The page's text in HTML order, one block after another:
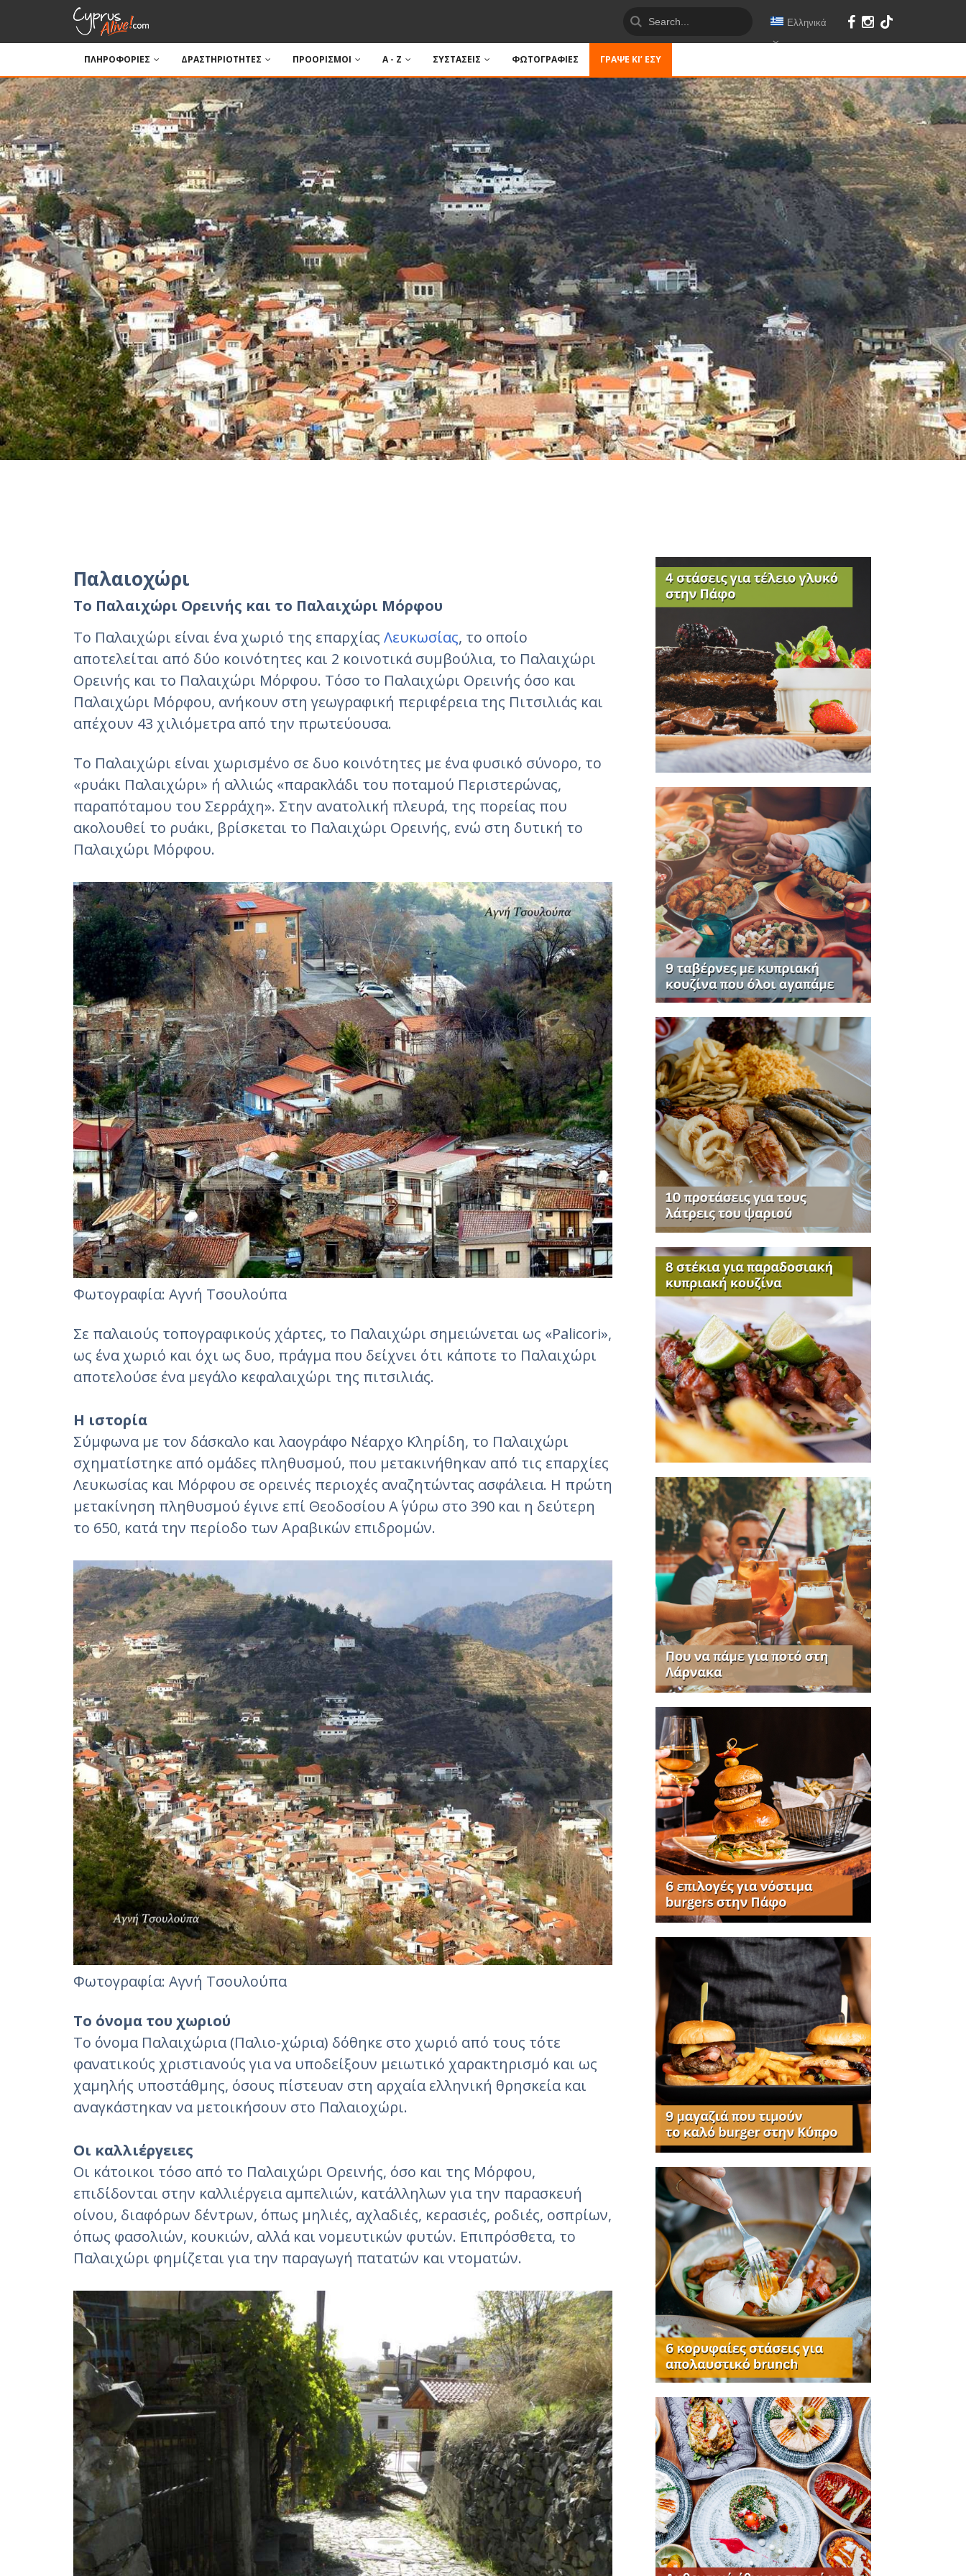
Ελληνικά
ΠΛΗΡΟΦΟΡΙΕΣ ΔΡΑΣΤΗΡΙΟΤΗΤΕΣ ΠΡΟΟΡΙΣΜΟΙ A - Z ΣΥΣΤΑΣΕΙΣ ΦΩΤΟΓΡΑΦΙΕΣ ΓΡΆΨΕ ΚΙ’ ΕΣΎ
Παλαιοχώρι
Το Παλαιχώρι Ορεινής και το Παλαιχώρι Μόρφου
Το Παλαιχώρι είναι ένα χωριό της επαρχίας Λευκωσίας, το οποίο
αποτελείται από δύο κοινότητες και 2 κοινοτικά συμβούλια, το Παλαιχώρι
Ορεινής και το Παλαιχώρι Μόρφου. Τόσο το Παλαιχώρι Ορεινής όσο και
Παλαιχώρι Μόρφου, ανήκουν στη γεωγραφική περιφέρεια της Πιτσιλιάς και
απέχουν 43 χιλιόμετρα από την πρωτεύουσα.
Το Παλαιχώρι είναι χωρισμένο σε δυο κοινότητες με ένα φυσικό σύνορο, το
«ρυάκι Παλαιχώρι» ή αλλιώς «παρακλάδι του ποταμού Περιστερώνας,
παραπόταμου του Σερράχη». Στην ανατολική πλευρά, της πορείας που
ακολουθεί το ρυάκι, βρίσκεται το Παλαιχώρι Ορεινής, ενώ στη δυτική το
Παλαιχώρι Μόρφου.
Φωτογραφία: Αγνή Τσουλούπα‎
Σε παλαιούς τοπογραφικούς χάρτες, το Παλαιχώρι σημειώνεται ως «Palicori»,
ως ένα χωριό και όχι ως δυο, πράγμα που δείχνει ότι κάποτε το Παλαιχώρι
αποτελούσε ένα μεγάλο κεφαλαιχώρι της πιτσιλιάς.
Η ιστορία
Σύμφωνα με τον δάσκαλο και λαογράφο Νέαρχο Κληρίδη, το Παλαιχώρι
σχηματίστηκε από ομάδες πληθυσμού, που μετακινήθηκαν από τις επαρχίες
Λευκωσίας και Μόρφου σε ορεινές περιοχές αναζητώντας ασφάλεια. Η πρώτη
μετακίνηση πληθυσμού έγινε επί Θεοδοσίου Α΄ γύρω στο 390 και η δεύτερη
το 650, κατά την περίοδο των Αραβικών επιδρομών.
Φωτογραφία: Αγνή Τσουλούπα‎
Το όνομα του χωριού
Το όνομα Παλαιχώρια (Παλιο-χώρια) δόθηκε στο χωριό από τους τότε
φανατικούς χριστιανούς για να υποδείξουν μειωτικό χαρακτηρισμό και ως
χαμηλής υποστάθμης, όσους πίστευαν στη αρχαία ελληνική θρησκεία και
αναγκάστηκαν να μετοικήσουν στο Παλαιοχώρι.
Οι καλλιέργειες
Οι κάτοικοι τόσο από το Παλαιχώρι Ορεινής, όσο και της Μόρφου,
επιδίδονται στην καλλιέργεια αμπελιών, κατάλληλων για την παρασκευή
οίνου, διαφόρων δέντρων, όπως μηλιές, αχλαδιές, κερασιές, ροδιές, οσπρίων,
όπως φασολιών, κουκιών, αλλά και νομευτικών φυτών. Επιπρόσθετα, το
Παλαιχώρι φημίζεται για την παραγωγή πατατών και ντοματών.